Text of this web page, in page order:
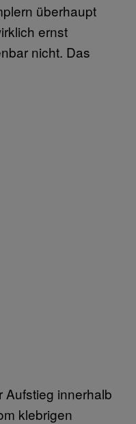
überhaupt
ernst
nicht. Das
Aufstieg innerhalb
klebrigen